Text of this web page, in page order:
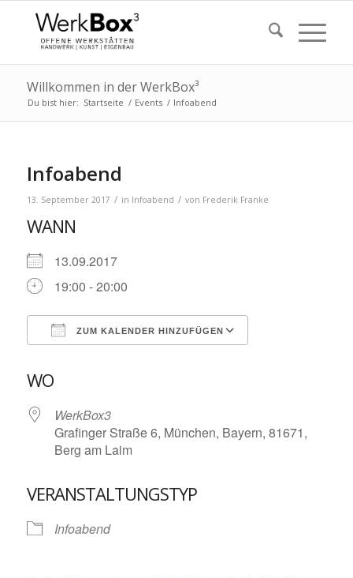
Willkommen in der WerkBox³
Du bist hier: Startseite / Events / Infoabend
Infoabend
13. September 2017 / in Infoabend / von Frederik Franke
WANN
13.09.2017
19:00 - 20:00
ZUM KALENDER HINZUFÜGEN
WO
WerkBox3
Grafinger Straße 6, München, Bayern, 81671,
Berg am Laim
VERANSTALTUNGSTYP
Infoabend